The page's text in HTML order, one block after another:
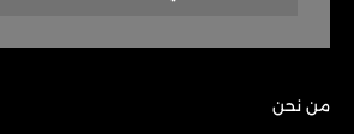
من نحن